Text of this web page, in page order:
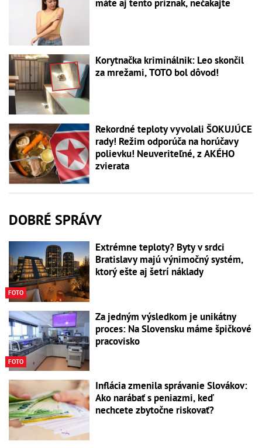
máte aj tento príznak, nečakajte
Korytnačka kriminálnik: Leo skončil
za mrežami, TOTO bol dôvod!
Rekordné teploty vyvolali ŠOKUJÚCE
rady! Režim odporúča na horúčavy
polievku! Neuveriteľné, z AKÉHO
zvierata
DOBRÉ SPRÁVY
FOTO
Extrémne teploty? Byty v srdci
Bratislavy majú výnimočný systém,
ktorý ešte aj šetrí náklady
FOTO
Za jedným výsledkom je unikátny
proces: Na Slovensku máme špičkové
pracovisko
Inflácia zmenila správanie Slovákov:
Ako narábať s peniazmi, keď
nechcete zbytočne riskovať?